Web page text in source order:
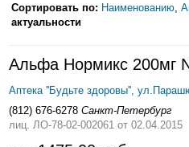
Сортировать по: Наименованию
актуальности
Альфа Нормикс 200мг
Аптека ''Будьте здоровы'',
(812) 676-6278 Санкт-Петербург
лиц. ЛО-78-02-002061 от 02.04.2015